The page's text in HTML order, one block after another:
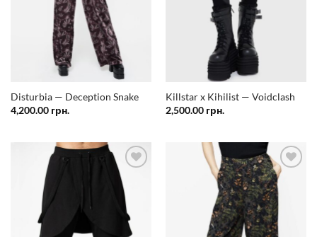
Disturbia — Deception Snake
4,200.00 грн.
Killstar x Kihilist — Voidclash
2,500.00 грн.
Додати
у
список
бажань
Додати
список
бажань